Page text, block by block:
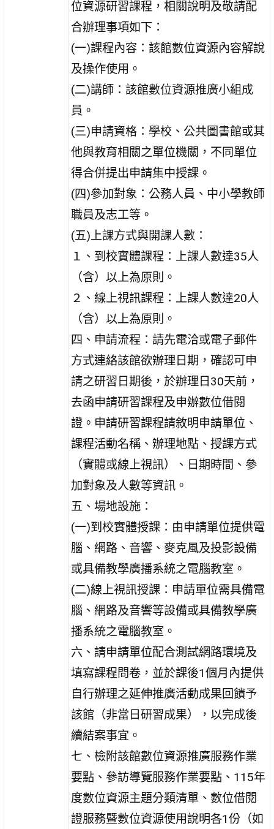
位資源研習課程，相關說明及敬請配
合辦理事項如下：
(一)課程內容：該館數位資源內容解說
及操作使用。
(二)講師：該館數位資源推廣小組成
員。
(三)申請資格：學校、公共圖書館或其
他與教育相關之單位機關，不同單位
得合併提出申請集中授課。
(四)參加對象：公務人員、中小學教師
職員及志工等。
(五)上課方式與開課人數：
１、到校實體課程：上課人數達35人
（含）以上為原則。
２、線上視訊課程：上課人數達20人
（含）以上為原則。
四、申請流程：請先電洽或電子郵件
方式連絡該館欲辦理日期，確認可申
請之研習日期後，於辦理日30天前，
去函申請研習課程及申辦數位借閱
證。申請研習課程請敘明申請單位、
課程活動名稱、辦理地點、授課方式
（實體或線上視訊）、日期時間、參
加對象及人數等資訊。
五、場地設施：
(一)到校實體授課：由申請單位提供電
腦、網路、音響、麥克風及投影設備
或具備教學廣播系統之電腦教室。
(二)線上視訊授課：申請單位需具備電
腦、網路及音響等設備或具備教學廣
播系統之電腦教室。
六、請申請單位配合測試網路環境及
填寫課程問卷，並於課後1個月內提供
自行辦理之延伸推廣活動成果回饋予
該館（非當日研習成果），以完成後
續結案事宜。
七、檢附該館數位資源推廣服務作業
要點、參訪導覽服務作業要點、115年
度數位資源主題分類清單、數位借閱
證服務暨數位資源使用說明各1份（如